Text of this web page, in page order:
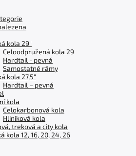
kola 29"
Celoodpružená kola 29
Hardtail - pevná
Samostatné rámy
kola 27,5"
Hardtail – pevná
kola
Celokarbonová kola
Hliníková kola
treková a city kola
kola 12, 16, 20, 24, 26